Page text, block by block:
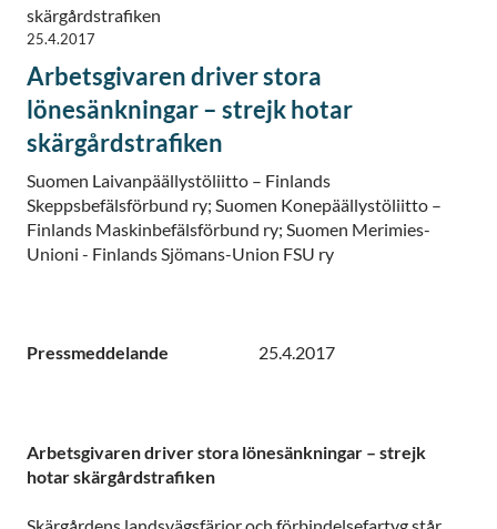
skärgårdstrafiken
25.4.2017
Arbetsgivaren driver stora
lönesänkningar – strejk hotar
skärgårdstrafiken
Suomen Laivanpäällystöliitto – Finlands
Skeppsbefälsförbund ry; Suomen Konepäällystöliitto –
Finlands Maskinbefälsförbund ry; Suomen Merimies-
Unioni - Finlands Sjömans-Union FSU ry
Pressmeddelande 25.4.2017
Arbetsgivaren driver stora lönesänkningar – strejk
hotar skärgårdstrafiken